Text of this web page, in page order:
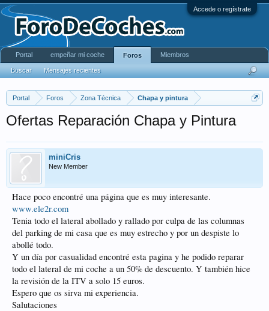
Accede o regístrate
Portal Foros Zona Técnica Chapa y pintura
Ofertas Reparación Chapa y Pintura
miniCris
New Member
Hace poco encontré una página que es muy interesante.
www.ele2r.com
Tenia todo el lateral abollado y rallado por culpa de las columnas
del parking de mi casa que es muy estrecho y por un despiste lo
abollé todo.
Y un día por casualidad encontré esta pagina y he podido reparar
todo el lateral de mi coche a un 50% de descuento. Y también hice
la revisión de la ITV a solo 15 euros.
Espero que os sirva mi experiencia.
Salutaciones
Portal empeñar mi coche Foros
Buscar Mensajes recientes
Miembros